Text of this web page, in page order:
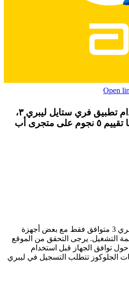
Open
تطبيق فري ستايل ليبري ٣،
تقييم ٥ نجوم على متجرى أب
تطبيق فري ستايل ليبري 3 متوافق فقط مع بعض أجهزة
التشغيل. يرجى التحقق من الموقع
توافق الجهاز قبل استخدام
الجلوكوز تتطلب التسجيل في ليبري